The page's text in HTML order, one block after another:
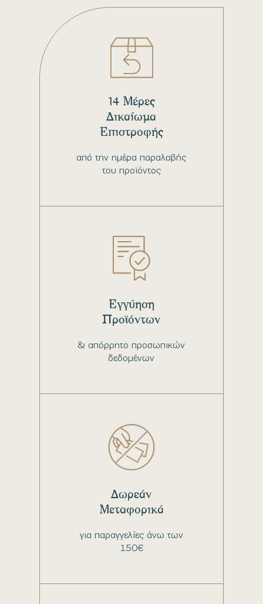
από την ημέρα παραλαβής
του προϊόντος
14 Μέρες
Δικαίωμα
Επιστροφής
& απόρρητο προσωπικών
δεδομένων
Εγγύηση
Προϊόντων
για παραγγελίες άνω των
150€
Δωρεάν
Μεταφορικά